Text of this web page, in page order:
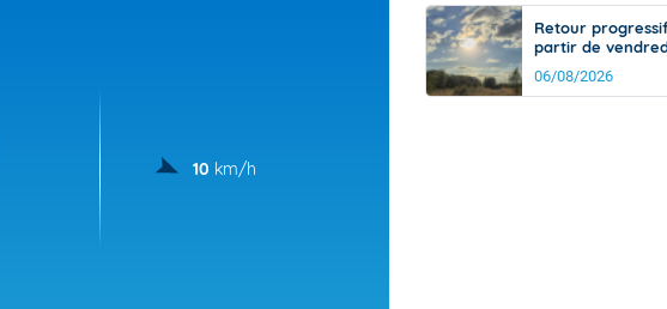
10 km/h
Retour
partir de
06/08/2026